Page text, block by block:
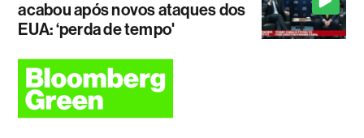
acabou após novos ataques dos
EUA: ‘perda de tempo'